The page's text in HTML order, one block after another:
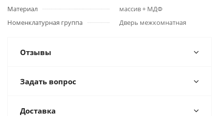
Материал
массив + МДФ
Номенклатурная группа
Дверь межкомнатная
Отзывы
Задать вопрос
Доставка